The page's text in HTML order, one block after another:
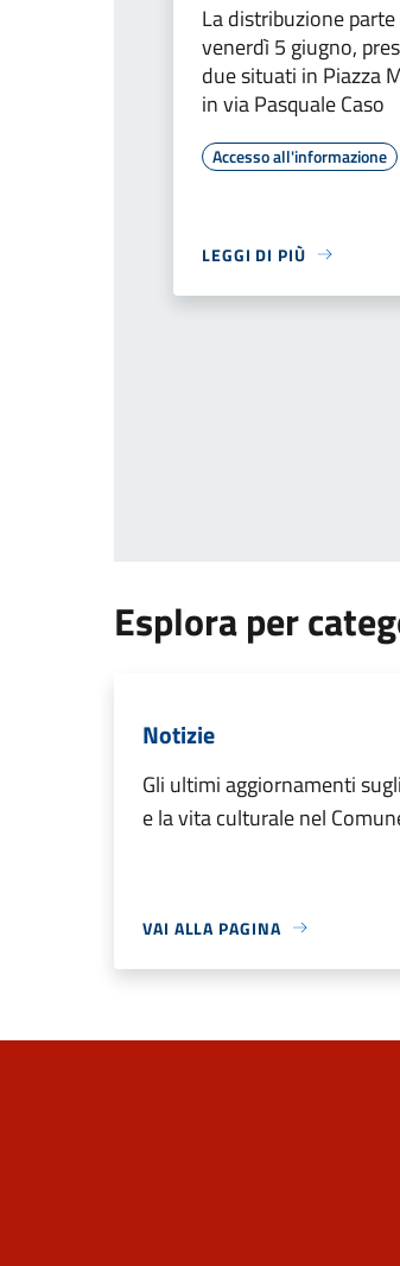
La distribuzione
venerdì 5 giugno,
due situati in Piazza
in via Pasquale Caso
Accesso all'informazione
LEGGI DI PIÙ
Esplora per
Notizie
Gli ultimi aggiornamenti
e la vita culturale nel
VAI ALLA PAGINA